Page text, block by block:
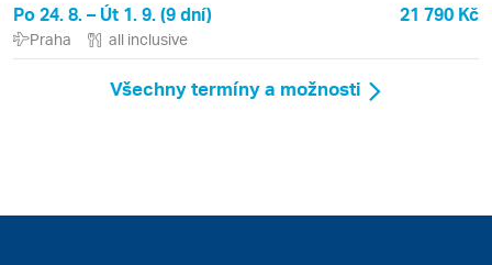
Po 24. 8. – Út 1. 9. (9 dní) 21 790 Kč
Praha all inclusive
Všechny termíny a možnosti